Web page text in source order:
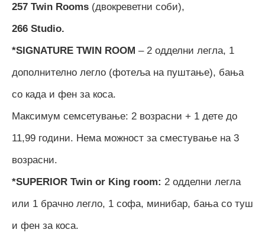
257 Twin Rooms (двокреветни соби),
266 Studio.
*SIGNATURE TWIN ROOM – 2 одделни легла, 1
дополнително легло (фотеља на пуштање), бања
со када и фен за коса.
Максимум семсетување: 2 возрасни + 1 дете до
11,99 години. Нема можност за сместување на 3
возрасни.
*SUPERIOR Twin or King room: 2 одделни легла
или 1 брачно легло, 1 софа, минибар, бања со туш
и фен за коса.